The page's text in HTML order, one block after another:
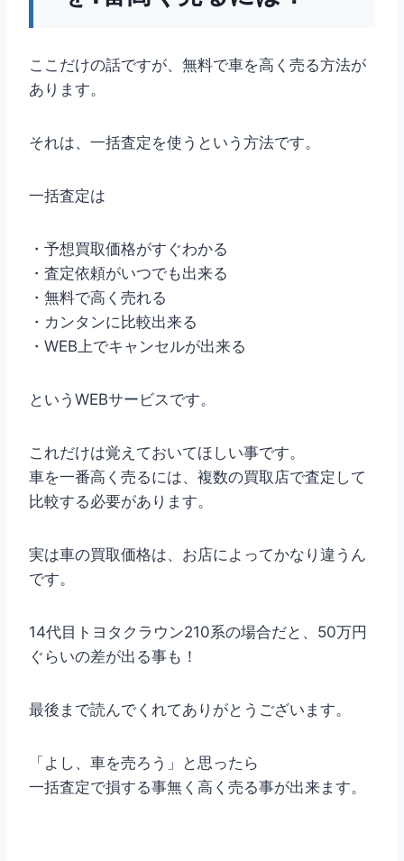
ここだけの話ですが、無料で車を高く売る方法が
あります。
それは、一括査定を使うという方法です。
一括査定は
・予想買取価格がすぐわかる
・査定依頼がいつでも出来る
・無料で高く売れる
・カンタンに比較出来る
・WEB上でキャンセルが出来る
というWEBサービスです。
これだけは覚えておいてほしい事です。
車を一番高く売るには、複数の買取店で査定して
比較する必要があります。
実は車の買取価格は、お店によってかなり違うん
です。
14代目トヨタクラウン210系の場合だと、50万円
ぐらいの差が出る事も！
最後まで読んでくれてありがとうございます。
「よし、車を売ろう」と思ったら
一括査定で損する事無く高く売る事が出来ます。